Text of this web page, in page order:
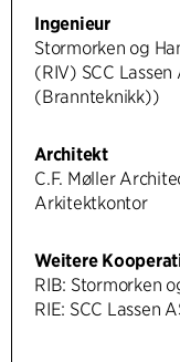
Ingenieur
Stormorken og
(RIV) SCC
(Brannteknikk))
Architekt
C.F. Møller
Arkitektkontor
Weitere
RIB: Stormorken og Hamre RIV:
RIE: SCC Lassen